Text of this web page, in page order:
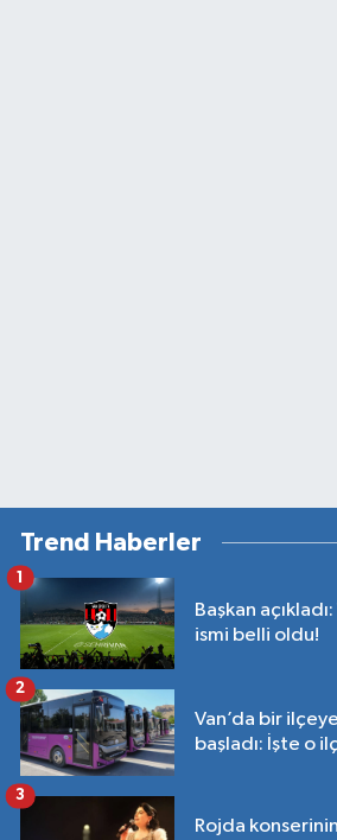
Trend Haberler
Başkan
ismi belli oldu!
1
Van’da bir
başladı: İşte o
2
Rojda
3